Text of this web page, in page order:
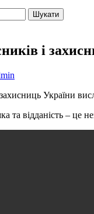
і
України
та відданість – це